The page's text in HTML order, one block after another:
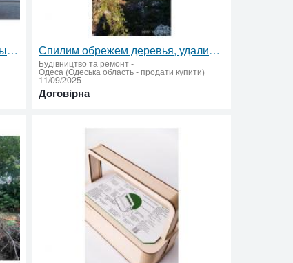
Sky transfer – сервис премиальных поездок по Украине и Европе. Международное и междугороднее такси Спилим обрежем деревья, удалим поросли
Будівництво та ремонт-
Одеса (Одеська область - продати купити)
11/09/2025
Договірна